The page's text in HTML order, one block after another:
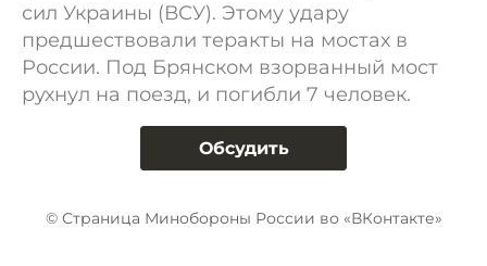
сил Украины (ВСУ). Этому удару
предшествовали теракты на мостах в
России. Под Брянском взорванный мост
рухнул на поезд, и погибли 7 человек.
Обсудить
© Страница Минобороны России во «ВКонтакте»